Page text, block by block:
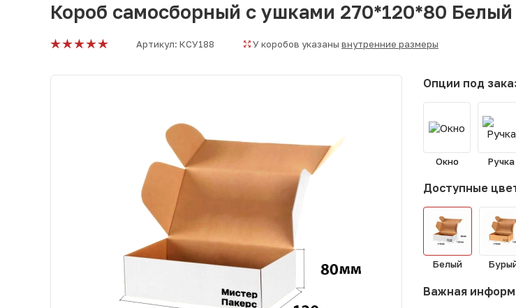
Короб самосборный с ушками 270*120*80 Белый
Артикул: КСУ188 У коробов указаны внутренние размеры
Опции под
Окно Ручка
Доступные
Белый
Важная